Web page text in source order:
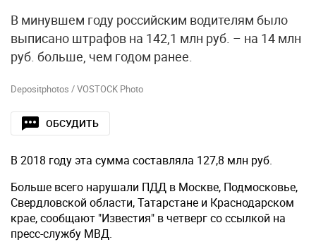
В минувшем году российским водителям было
выписано штрафов на 142,1 млн руб. – на 14 млн
руб. больше, чем годом ранее.
Depositphotos / VOSTOCK Photo
ОБСУДИТЬ
В 2018 году эта сумма составляла 127,8 млн руб.
Больше всего нарушали ПДД в Москве, Подмосковье,
Свердловской области, Татарстане и Краснодарском
крае, сообщают "Известия" в четверг со ссылкой на
пресс-службу МВД.